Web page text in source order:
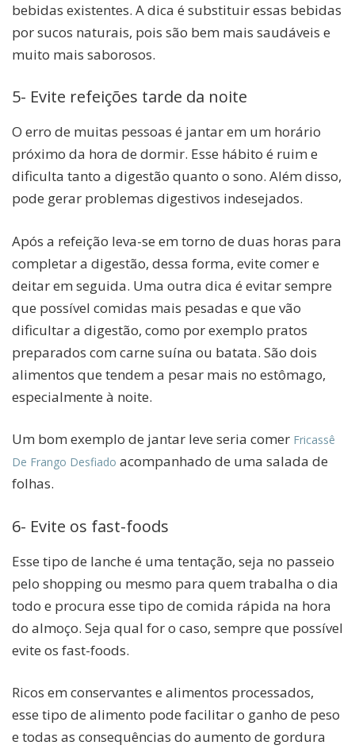
bebidas existentes. A dica é substituir essas bebidas
por sucos naturais, pois são bem mais saudáveis e
muito mais saborosos.
5- Evite refeições tarde da noite
O erro de muitas pessoas é jantar em um horário
próximo da hora de dormir. Esse hábito é ruim e
dificulta tanto a digestão quanto o sono. Além disso,
pode gerar problemas digestivos indesejados.
Após a refeição leva-se em torno de duas horas para
completar a digestão, dessa forma, evite comer e
deitar em seguida. Uma outra dica é evitar sempre
que possível comidas mais pesadas e que vão
dificultar a digestão, como por exemplo pratos
preparados com carne suína ou batata. São dois
alimentos que tendem a pesar mais no estômago,
especialmente à noite.
Um bom exemplo de jantar leve seria comer Fricassê
De Frango Desfiado acompanhado de uma salada de
folhas.
6- Evite os fast-foods
Esse tipo de lanche é uma tentação, seja no passeio
pelo shopping ou mesmo para quem trabalha o dia
todo e procura esse tipo de comida rápida na hora
do almoço. Seja qual for o caso, sempre que possível
evite os fast-foods.
Ricos em conservantes e alimentos processados,
esse tipo de alimento pode facilitar o ganho de peso
e todas as consequências do aumento de gordura